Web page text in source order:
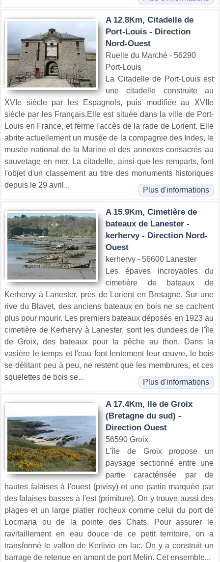
A 12.8Km, Citadelle de
Port-Louis - Direction
Nord-Ouest
Ruelle du Marché - 56290
Port-Louis
La Citadelle de Port-Louis est
une citadelle construite au
XVIe siècle par les Espagnols, puis modifiée au XVIIe
siècle par les Français.Elle est située dans la ville de Port-
Louis en France, et ferme l'accès de la rade de Lorient. Elle
abrite actuellement un musée de la compagnie des Indes, le
musée national de la Marine et des annexes consacrés au
sauvetage en mer. La citadelle, ainsi que les remparts, font
l'objet d'un classement au titre des monuments historiques
depuis le 29 avril...
Plus d'informations
A 15.9Km, Cimetière de
bateaux de Lanester -
kerhervy - Direction Nord-
Ouest
kerhervy - 56600 Lanester
Les épaves incroyables du
cimetière de bateaux de
Kerhervy à Lanester, près de Lorient en Bretagne. Sur une
rive du Blavet, des anciens bateaux en bois ne se cachent
plus pour mourir. Les premiers bateaux déposés en 1923 au
cimetière de Kerhervy à Lanester, sont les dundees de l'île
de Groix, des bateaux pour la pêche au thon. Dans la
vasière le temps et l'eau font lentement leur œuvre, le bois
se délitant peu à peu, ne restent que les membrures, et ces
squelettes de bois se...
Plus d'informations
A 17.4Km, Ile de Groix
(Bretagne du sud) -
Direction Ouest
56590 Groix
L'île de Groix propose un
paysage sectionné entre une
partie caractérisée par de
hautes falaises à l'ouest (pivisy) et une partie marquée par
des falaises basses à l'est (primiture). On y trouve aussi des
plages et un large platier rocheux comme celui du port de
Locmaria ou de la pointe des Chats. Pour assurer le
ravitaillement en eau douce de ce petit territoire, on a
transformé le vallon de Kerlivio en lac. On y a construit un
barrage de retenue en amont de port Melin. Cet ensemble...